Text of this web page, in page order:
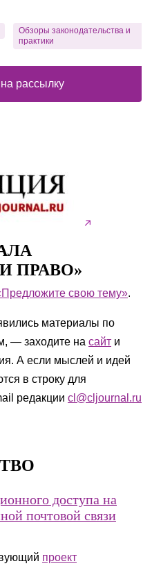
ПРАВО»
свою тему».
материалы по
— заходите на сайт и
А если мыслей и идей
в строку для
редакции cl@cljournal.ru
доступа ‎на
почтовой связи
проект
Обзоры законодательства и
практики
рассылку